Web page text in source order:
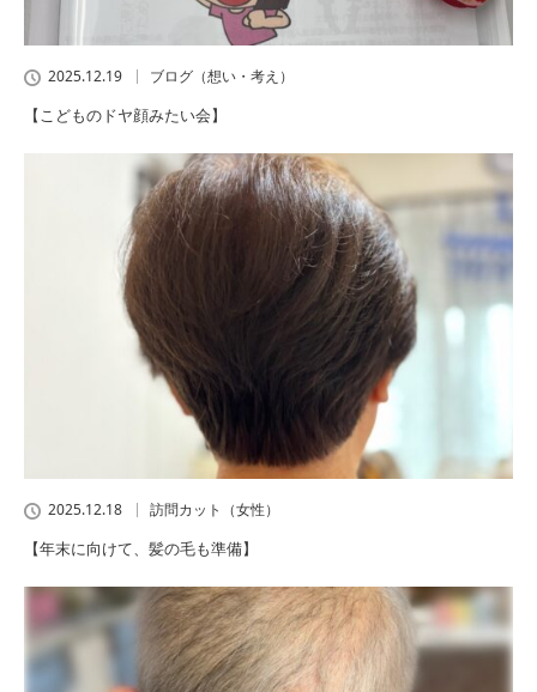
2025.12.19 ブログ（想い・考え）
【こどものドヤ顔みたい会】
2025.12.18 訪問カット（女性）
【年末に向けて、髪の毛も準備】